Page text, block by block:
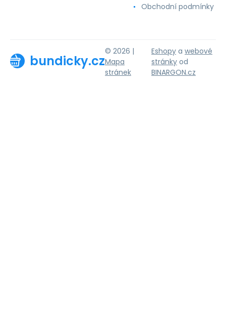
Obchodní podmínky
bundicky.cz
© 2026 |
Mapa
stránek
Eshopy a webové
stránky od
BINARGON.cz